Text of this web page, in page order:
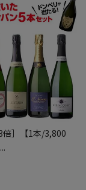
倍］【1本/3,800